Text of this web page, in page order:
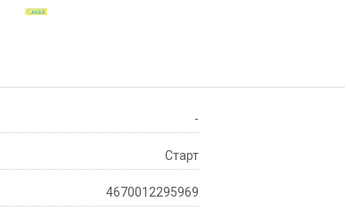
-
Старт
4670012295969